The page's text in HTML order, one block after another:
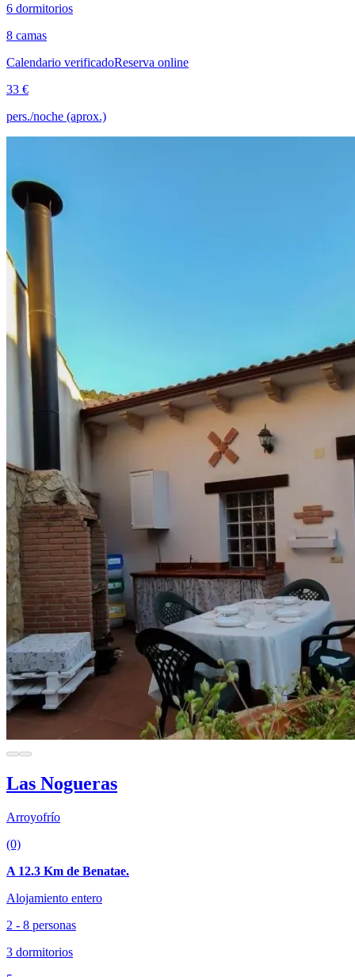
6 dormitorios
8 camas
Calendario verificadoReserva online
33 €
pers./noche (aprox.)
Las Nogueras
Arroyofrío
(0)
A 12.3 Km de Benatae.
Alojamiento entero
2 - 8 personas
3 dormitorios